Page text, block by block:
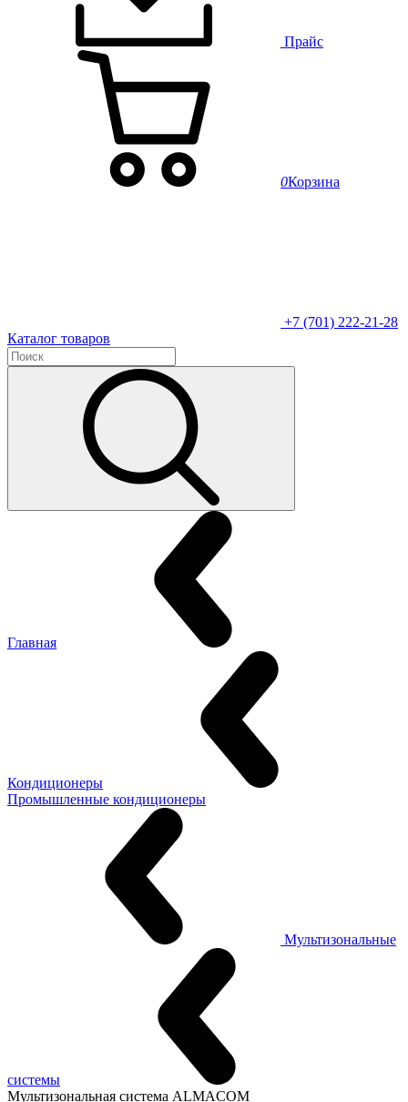
Прайс
0Корзина
+7 (701) 222-21-28
Каталог товаров
Главная
Кондиционеры
Промышленные кондиционеры
Мультизональные
системы
Мультизональная система ALMACOM